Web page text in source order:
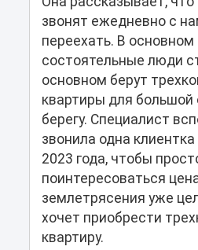
звонят ежедневно с
переехать. В основном
состоятельные люди
основном берут
квартиры для
берегу. Специалист
звонила одна
2023 года, чтобы
поинтересоваться
землетрясения уже
хочет приобрести
квартиру.